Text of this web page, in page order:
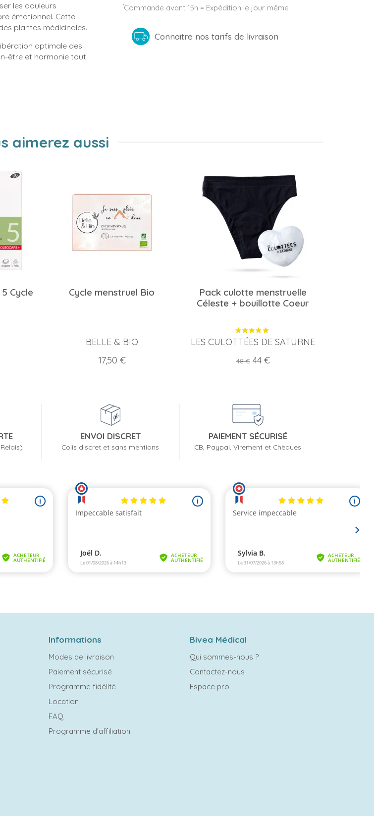
*Commande avant 15h = Expédition le jour même
Connaitre nos tarifs de livraison
les douleurs
émotionnel. Cette
plantes médicinales.
optimale des
être et harmonie tout
aimerez aussi
Cycle
Cycle menstruel Bio
BELLE & BIO
Prix
17,50 €
Pack culotte menstruelle
Céleste + bouillotte Coeur
LES CULOTTÉES DE SATURNE
Prix
48 € Prix
44 €
ENVOI DISCRET
Colis discret et sans mentions
PAIEMENT SÉCURISÉ
CB, Paypal, Virement et Chèques
Informations
Modes de livraison
Paiement sécurisé
Programme fidélité
Location
FAQ
Programme d'affiliation
Bivea Médical
Qui sommes-nous ?
Contactez-nous
Espace pro